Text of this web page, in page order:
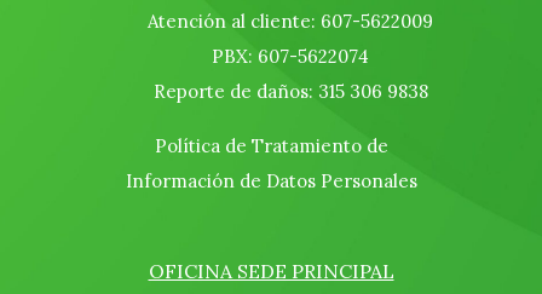
Atención al cliente: 607-5622009
PBX: 607-5622074
Reporte de daños: 315 306 9838
Política de Tratamiento de
Información de Datos Personales
OFICINA SEDE PRINCIPAL